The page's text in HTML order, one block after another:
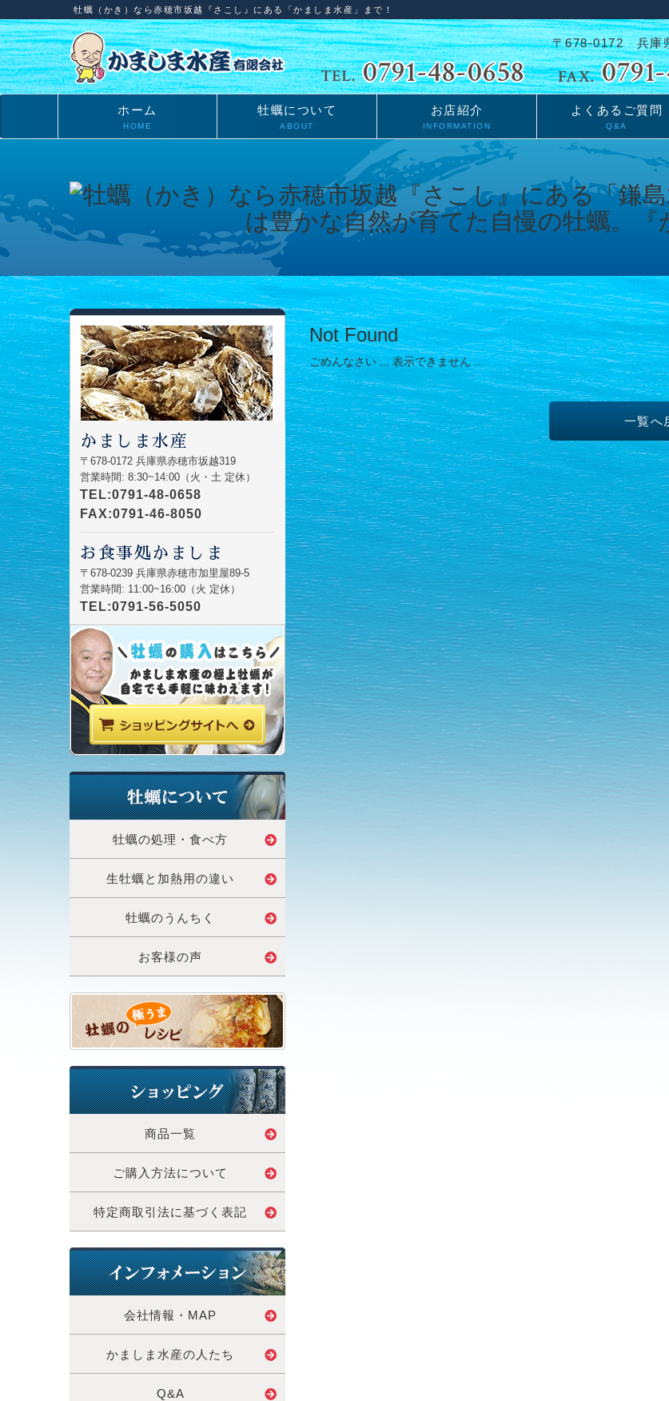
牡蠣（かき）なら赤穂市坂越『さこし』にある「かましま水産」まで！
〒678-0172 兵庫
ホーム
HOME
牡蠣について
ABOUT
お店紹介
INFORMATION
よくあるご質問
Q&A
Not Found
ごめんなさい ... 表示できません ...
一覧へ
かましま水産
〒678-0172 兵庫県赤穂市坂越319
営業時間: 8:30~14:00（火・土 定休）
TEL:0791-48-0658
FAX:0791-46-8050
お食事処かましま
〒678-0239 兵庫県赤穂市加里屋89-5
営業時間: 11:00~16:00（火 定休）
TEL:0791-56-5050
牡蠣の処理・食べ方
生牡蠣と加熱用の違い
牡蠣のうんちく
お客様の声
商品一覧
ご購入方法について
特定商取引法に基づく表記
会社情報・MAP
かましま水産の人たち
Q&A